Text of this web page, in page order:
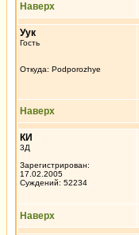
Наверх
Уук
Гость
Откуда: Podporozhye
Наверх
КИ
3Д
Зарегистрирован:
17.02.2005
Суждений: 52234
Наверх